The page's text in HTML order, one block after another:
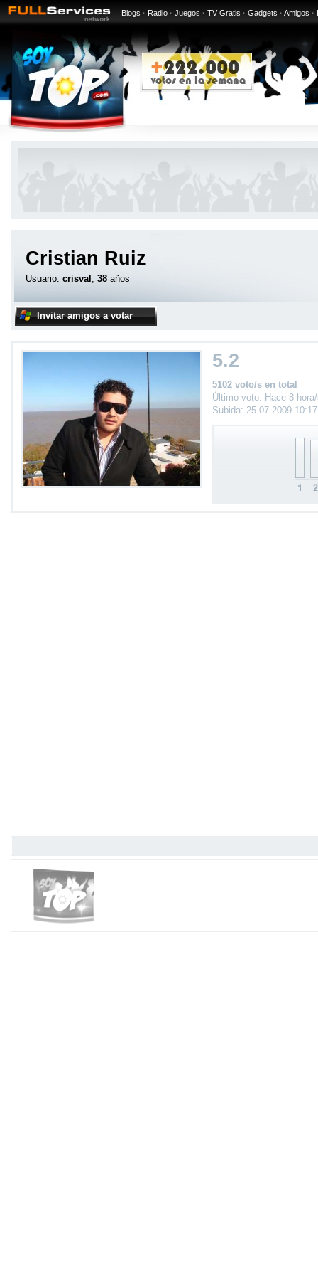
Blogs · Radio · Juegos · TV Gratis · Gadgets · Amigos ·
Cristian Ruiz
Usuario: crisval , 38 años
Invitar amigos a votar
5.2
5102 voto/s en total
Último voto: Hace 8
Subida: 25.07.2009